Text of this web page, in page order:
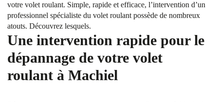
votre volet roulant. Simple, rapide et efficace, l’intervention d’un
professionnel spécialiste du volet roulant possède de nombreux
atouts. Découvrez lesquels.
Une intervention rapide pour le
dépannage de votre volet
roulant à Machiel